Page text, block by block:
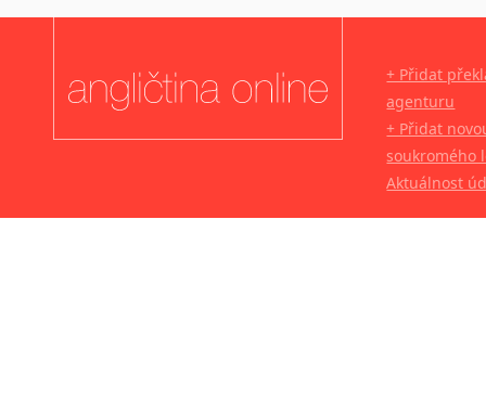
+ Přidat
agenturu
+ Přidat
soukromého
Aktuálnost